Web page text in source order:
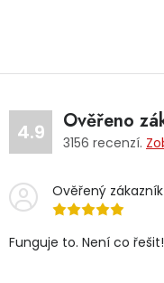
4.9 Ověřeno
3156 recenzí.
Ověřený zákazník
Funguje to. Není co řešit!